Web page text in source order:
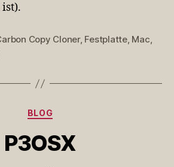
Copy Cloner, Festplatte, Mac,
Kategorien
BLOG
P3OSX